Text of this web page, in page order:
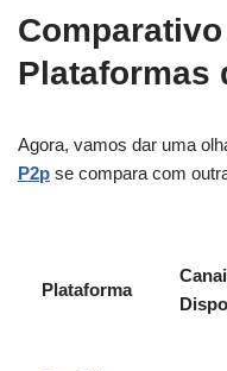
Plataformas
Agora, vamos dar uma
P2p se compara com
Plataforma